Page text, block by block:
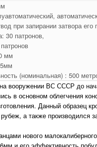
при запирании затвора его
30 патронов,
мм
(номинальная) : 500
вооружении ВС СССР до
в основном облегчения
Данный образец
рубеж, а также производился
нового
и его эффективность